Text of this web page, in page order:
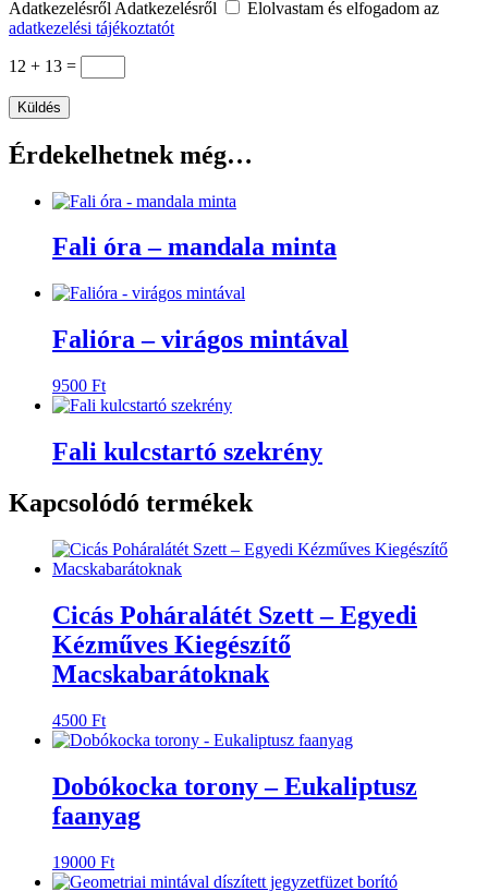
Adatkezelésről Adatkezelésről
Elolvastam és elfogadom az
adatkezelési tájékoztatót
12 + 13 =
Küldés
Érdekelhetnek még…
Fali óra – mandala minta
Falióra – virágos mintával
9500 Ft
Fali kulcstartó szekrény
Kapcsolódó termékek
Cicás Poháralátét Szett – Egyedi
Kézműves Kiegészítő
Macskabarátoknak
4500 Ft
Dobókocka torony – Eukaliptusz
faanyag
19000 Ft